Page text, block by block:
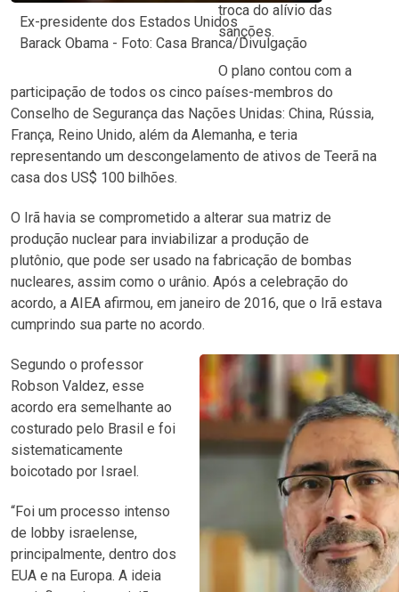
Ex-presidente dos Estados Unidos
Barack Obama - Foto: Casa Branca/Divulgação
troca do alívio das
sanções.
O plano contou com a
participação de todos os cinco países-membros do
Conselho de Segurança das Nações Unidas: China, Rússia,
França, Reino Unido, além da Alemanha, e teria
representando um descongelamento de ativos de Teerã na
casa dos US$ 100 bilhões.
O Irã havia se comprometido a alterar sua matriz de
produção nuclear para inviabilizar a produção de
plutônio, que pode ser usado na fabricação de bombas
nucleares, assim como o urânio. Após a celebração do
acordo, a AIEA afirmou, em janeiro de 2016, que o Irã estava
cumprindo sua parte no acordo.
Segundo o professor
Robson Valdez, esse
acordo era semelhante ao
costurado pelo Brasil e foi
sistematicamente
boicotado por Israel.
“Foi um processo intenso
de lobby israelense,
principalmente, dentro dos
EUA e na Europa. A ideia